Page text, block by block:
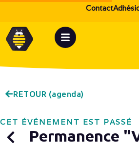
Contact
RETOUR (agenda)
CET ÉVÉNEMENT EST PASSÉ
Permanence